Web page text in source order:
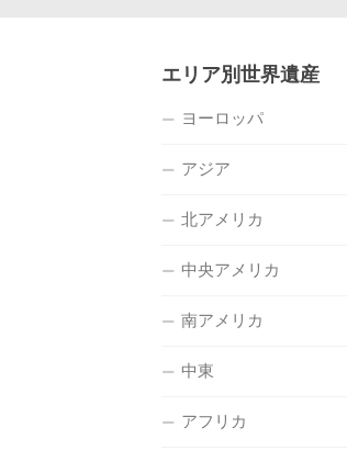
エリア別世界遺産
ヨーロッパ
アジア
北アメリカ
中央アメリカ
南アメリカ
中東
アフリカ